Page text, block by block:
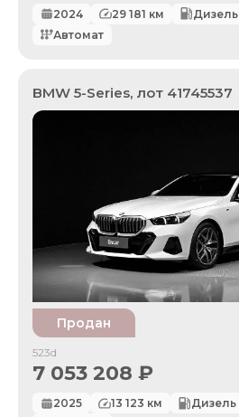
2024 29 181 км Дизель
Автомат
BMW 5-Series, лот 41745537
Продан
523d
7 053 208 ₽
2025 13 123 км Дизель